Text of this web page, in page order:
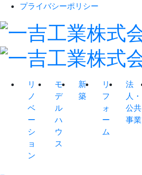
プライバシーポリシー
リ
ノ
ベ
ー
シ
ョ
ン
モ
デ
ル
ハ
ウ
ス
新
築
リ
フ
ォ
ー
ム
法
人・
公共
事業